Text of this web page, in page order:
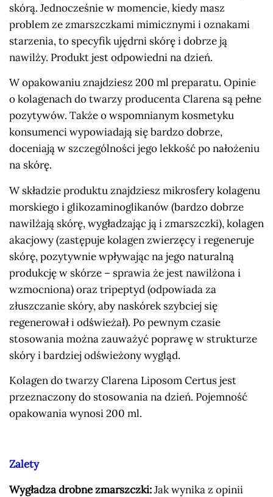
skórą. Jednocześnie w momencie, kiedy masz
problem ze zmarszczkami mimicznymi i oznakami
starzenia, to specyfik ujędrni skórę i dobrze ją
nawilży. Produkt jest odpowiedni na dzień.
W opakowaniu znajdziesz 200 ml preparatu. Opinie
o kolagenach do twarzy producenta Clarena są pełne
pozytywów. Także o wspomnianym kosmetyku
konsumenci wypowiadają się bardzo dobrze,
doceniają w szczególności jego lekkość po nałożeniu
na skórę.
W składzie produktu znajdziesz mikrosfery kolagenu
morskiego i glikozaminoglikanów (bardzo dobrze
nawilżają skórę, wygładzając ją i zmarszczki), kolagen
akacjowy (zastępuje kolagen zwierzęcy i regeneruje
skórę, pozytywnie wpływając na jego naturalną
produkcję w skórze – sprawia że jest nawilżona i
wzmocniona) oraz tripeptyd (odpowiada za
złuszczanie skóry, aby naskórek szybciej się
regenerował i odświeżał). Po pewnym czasie
stosowania można zauważyć poprawę w strukturze
skóry i bardziej odświeżony wygląd.
Kolagen do twarzy Clarena Liposom Certus jest
przeznaczony do stosowania na dzień. Pojemność
opakowania wynosi 200 ml.
Zalety
Wygładza drobne zmarszczki:Jak wynika z opinii